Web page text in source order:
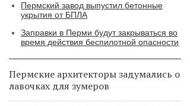
Пермский завод выпустил бетонные
укрытия от БПЛА
Заправки в Перми будут закрываться во
время действия беспилотной опасности
Пермские архитекторы задумались о
лавочках для зумеров